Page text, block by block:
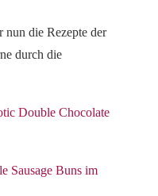
nun die Rezepte der
durch die
Double Chocolate
Sausage Buns im